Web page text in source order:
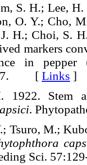
S. H.; Lee,
O. Y.; Cho,
H.; Choi, S.
markers
in pepper
27. [ Links ]
1922. Stem
.
Tsuro, M.;
Sci.